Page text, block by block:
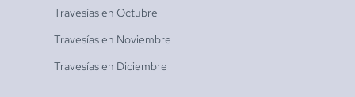
Travesías en Octubre
Travesías en Noviembre
Travesías en Diciembre